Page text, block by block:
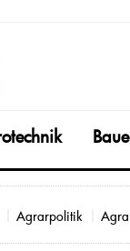
Agrarpolitik